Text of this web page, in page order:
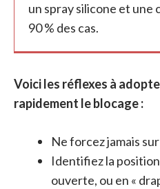
un spray silicone et une
90 % des cas.
Voici les réflexes à
rapidement le blocage :
Ne forcez jamais
Identifiez la
ouverte, ou en «